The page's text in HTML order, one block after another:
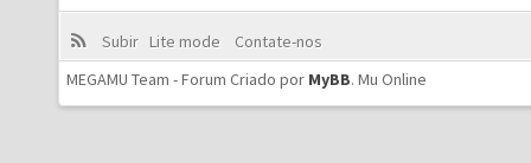
Subir Lite mode
Contate-nos
MEGAMU Team - Forum Criado por MyBB. Mu Online